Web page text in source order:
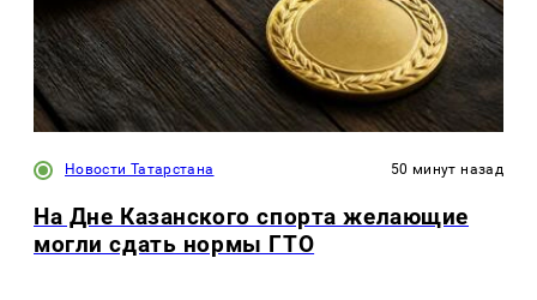
Новости Татарстана 50 минут назад
На Дне Казанского спорта желающие
могли сдать нормы ГТО